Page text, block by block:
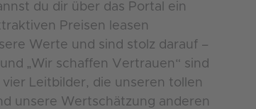
du dir über das Portal ein
Preisen leasen
Werte und sind stolz darauf –
„Wir schaffen Vertrauen“ sind
Leitbilder, die unseren tollen
unsere Wertschätzung anderen